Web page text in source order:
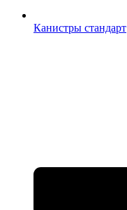
Канистры стандарт